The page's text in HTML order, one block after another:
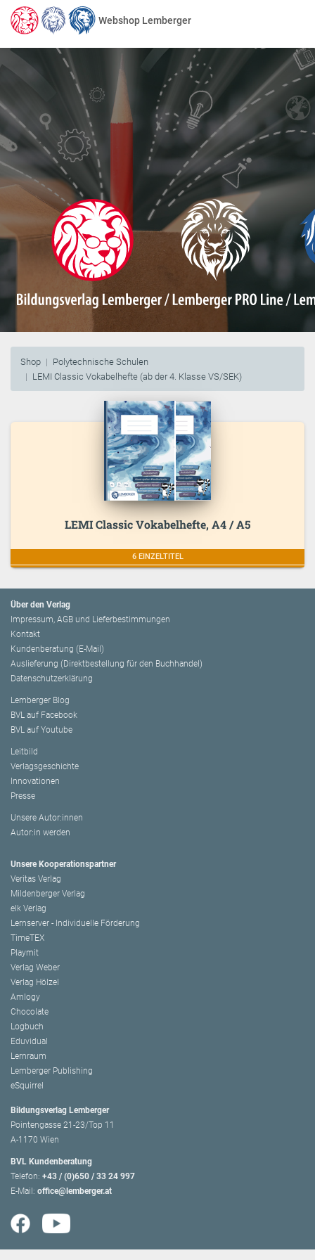
Webshop Lemberger
Shop
Polytechnische Schulen
LEMI Classic Vokabelhefte (ab der 4. Klasse VS/SEK)
LEMI Classic Vokabelhefte, A4 / A5
6 EINZELTITEL
Über den Verlag
Impressum, AGB und Lieferbestimmungen
Kontakt
Kundenberatung (E-Mail)
Auslieferung (Direktbestellung für den Buchhandel)
Datenschutzerklärung
Lemberger Blog
BVL auf Facebook
BVL auf Youtube
Leitbild
Verlagsgeschichte
Innovationen
Presse
Unsere Autor:innen
Autor:in werden
Unsere Kooperationspartner
Veritas Verlag
Mildenberger Verlag
elk Verlag
Lernserver - Individuelle Förderung
TimeTEX
Playmit
Verlag Weber
Verlag Hölzel
Amlogy
Chocolate
Logbuch
Eduvidual
Lernraum
Lemberger Publishing
eSquirrel
Bildungsverlag Lemberger
Pointengasse 21-23/Top 11
A-1170 Wien
BVL Kundenberatung
Telefon: +43 / (0)650 / 33 24 997
E-Mail: office@lemberger.at